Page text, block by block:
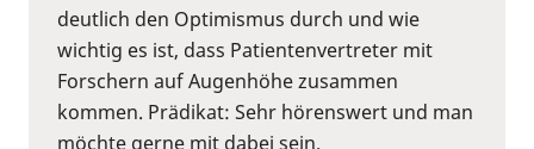
deutlich den Optimismus durch und wie
wichtig es ist, dass Patientenvertreter mit
Forschern auf Augenhöhe zusammen
kommen. Prädikat: Sehr hörenswert und man
möchte gerne mit dabei sein.